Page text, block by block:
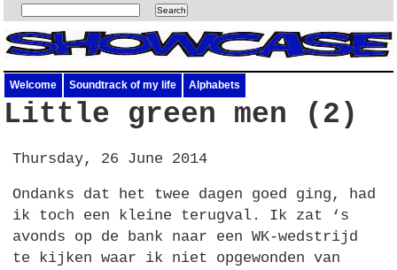
Welcome Soundtrack of my life Alphabets
Little green men (2)
Thursday, 26 June 2014
Ondanks dat het twee dagen goed ging, had
ik toch een kleine terugval. Ik zat ‘s
avonds op de bank naar een WK-wedstrijd
te kijken waar ik niet opgewonden van